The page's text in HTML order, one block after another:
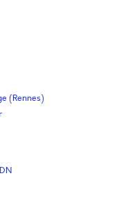
(Rennes)